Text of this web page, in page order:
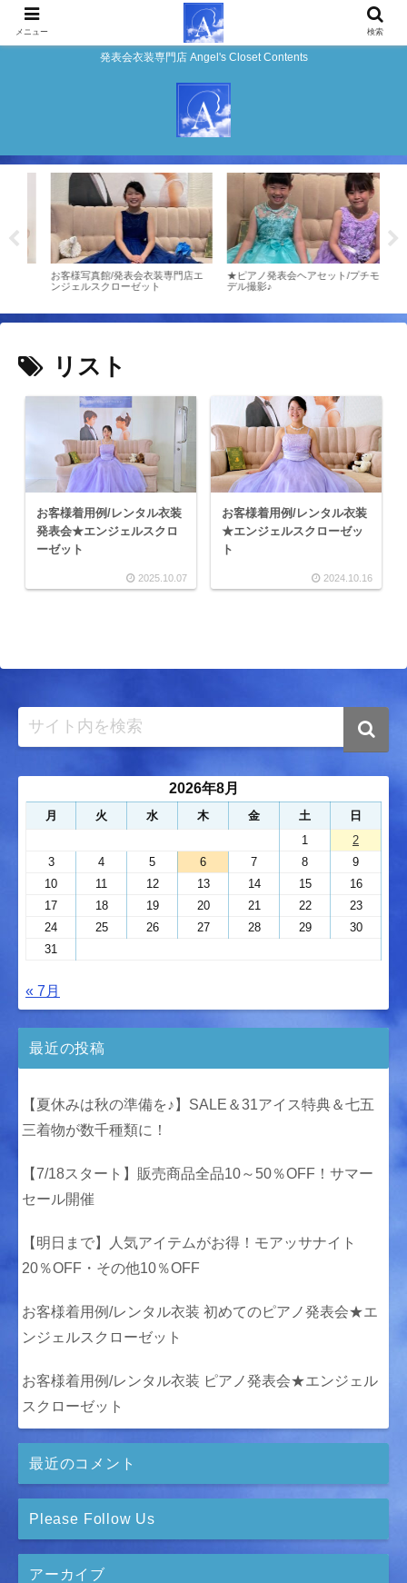
発表会衣装専門店 Angel's Closet Contents
お客様写真館/発表会衣装専門店エ
ンジェルスクローゼット
★ピアノ発表会ヘアセット/プチモ
デル撮影♪
リスト
お客様着用例/レンタル衣装
発表会★エンジェルスクロ
ーゼット
2025.10.07
お客様着用例/レンタル衣装
★エンジェルスクローゼッ
ト
2024.10.16
2026年8月
月 火 水 木 金 土
日
1
2
3
4 5 6 7 8
9
10
11 12 13 14 15
16
17
18 19 20 21 22
23
24
25 26 27 28 29
30
31
« 7月
最近の投稿
【夏休みは秋の準備を♪】SALE＆31アイス特典＆七五
三着物が数千種類に！
【7/18スタート】販売商品全品10～50％OFF！サマー
セール開催
【明日まで】人気アイテムがお得！モアッサナイト
20％OFF・その他10％OFF
お客様着用例/レンタル衣装 初めてのピアノ発表会★エ
ンジェルスクローゼット
お客様着用例/レンタル衣装 ピアノ発表会★エンジェル
スクローゼット
最近のコメント
Please Follow Us
アーカイブ
メニュー 検索